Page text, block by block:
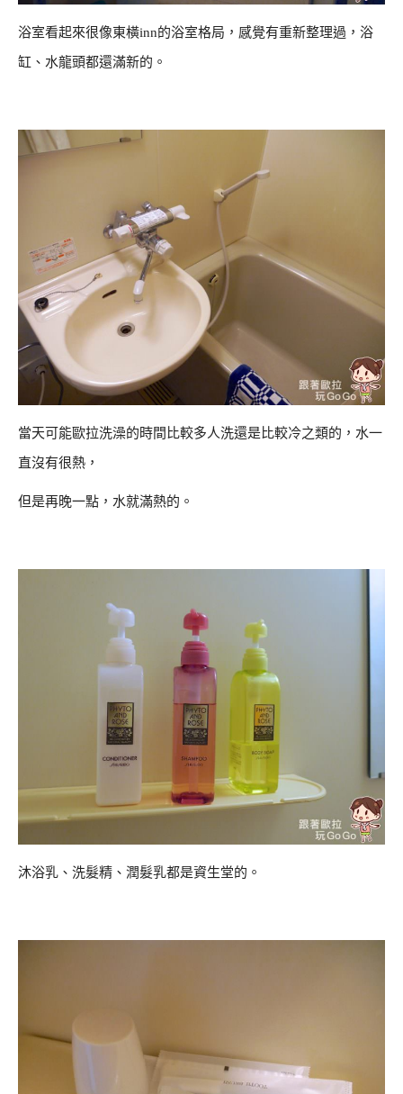
浴室看起來很像東橫inn的浴室格局，感覺有重新整理過，浴
缸、水龍頭都還滿新的。
當天可能歐拉洗澡的時間比較多人洗還是比較冷之類的，水一
直沒有很熱，
但是再晚一點，水就滿熱的。
沐浴乳、洗髮精、潤髮乳都是資生堂的。